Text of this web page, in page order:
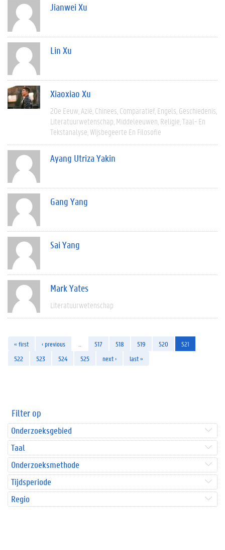
Jianwei Xu
Lin Xu
Xiaoxiao Xu
20e Eeuw Azië Chinees Comparatief Engels Geschiedenis
Literatuurwetenschap Middeleeuwen Religie Taal- En
Tekstanalyse Wijsbegeerte En Filosofie
Ayang Utriza Yakin
Gang Yang
Sai Yang
Mark Yates
Literatuurwetenschap
« first ‹ previous 517 518 519 520
521
522
523 524 525 next › last »
Filter op
Onderzoeksgebied
Taal
Onderzoeksmethode
Tijdsperiode
Regio